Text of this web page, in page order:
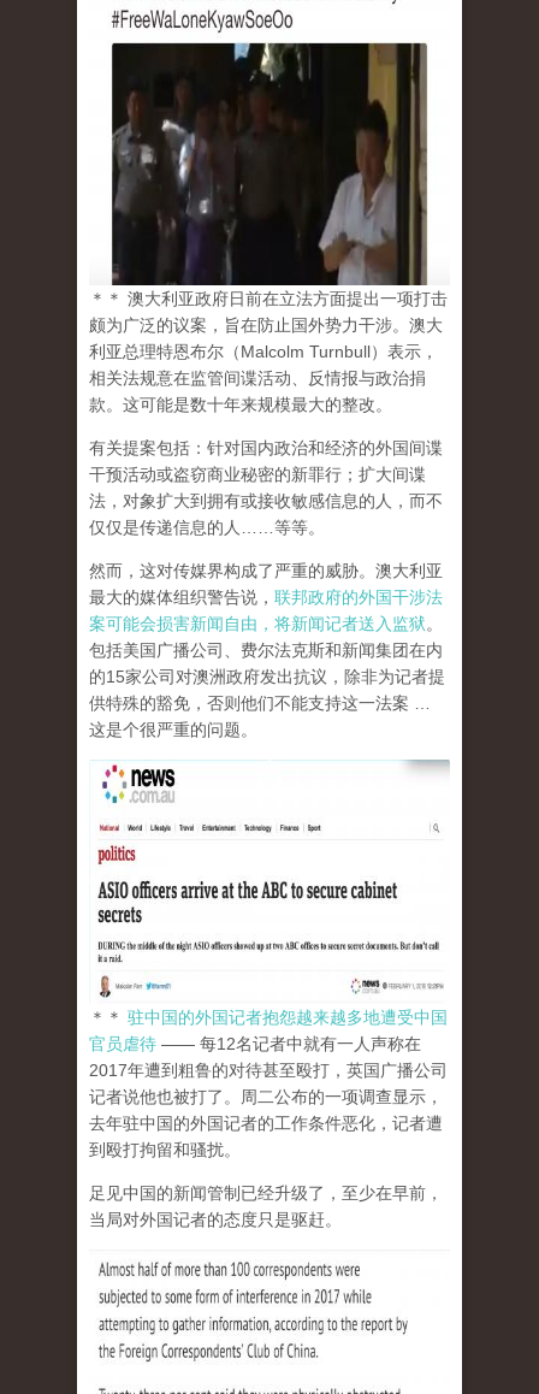
＊＊ 澳大利亚政府日前在立法方面提出一项打击
颇为广泛的议案，旨在防止国外势力干涉。澳大
利亚总理特恩布尔（Malcolm Turnbull）表示，
相关法规意在监管间谍活动、反情报与政治捐
款。这可能是数十年来规模最大的整改。
有关提案包括：针对国内政治和经济的外国间谍
干预活动或盗窃商业秘密的新罪行；扩大间谍
法，对象扩大到拥有或接收敏感信息的人，而不
仅仅是传递信息的人……等等。
然而，这对传媒界构成了严重的威胁。澳大利亚
最大的媒体组织警告说， 联邦政府的外国干涉法
案可能会损害新闻自由，将新闻记者送入监狱。
包括美国广播公司、费尔法克斯和新闻集团在内
的15家公司对澳洲政府发出抗议，除非为记者提
供特殊的豁免，否则他们不能支持这一法案 …
这是个很严重的问题。
＊＊ 驻中国的外国记者抱怨越来越多地遭受中国
官员虐待 —— 每12名记者中就有一人声称在
2017年遭到粗鲁的对待甚至殴打，英国广播公司
记者说他也被打了。周二公布的一项调查显示，
去年驻中国的外国记者的工作条件恶化，记者遭
到殴打拘留和骚扰。
足见中国的新闻管制已经升级了，至少在早前，
当局对外国记者的态度只是驱赶。